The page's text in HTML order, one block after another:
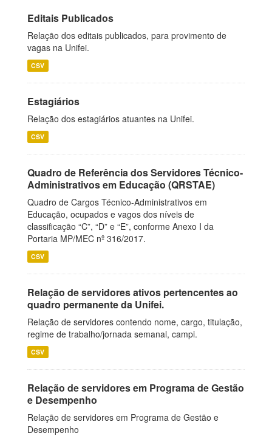
Editais Publicados
Relação dos editais publicados, para provimento de
vagas na Unifei.
CSV
Estagiários
Relação dos estagiários atuantes na Unifei.
CSV
Quadro de Referência dos Servidores Técnico-
Administrativos em Educação (QRSTAE)
Quadro de Cargos Técnico-Administrativos em
Educação, ocupados e vagos dos níveis de
classificação “C”, “D” e “E”, conforme Anexo I da
Portaria MP/MEC nº 316/2017.
CSV
Relação de servidores ativos pertencentes ao
quadro permanente da Unifei.
Relação de servidores contendo nome, cargo, titulação,
regime de trabalho/jornada semanal, campi.
CSV
Relação de servidores em Programa de Gestão
e Desempenho
Relação de servidores em Programa de Gestão e
Desempenho